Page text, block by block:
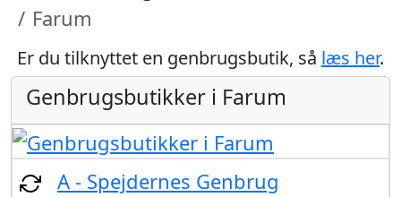
Farum
Er du tilknyttet en genbrugsbutik, så læs her.
Genbrugsbutikker i Farum
A - Spejdernes Genbrug